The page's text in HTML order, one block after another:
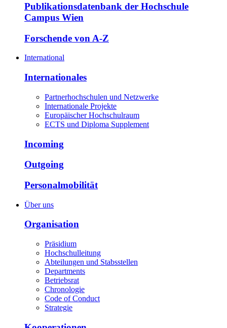
Publikationsdatenbank der Hochschule
Campus Wien
Forschende von A-Z
International
Internationales
Partnerhochschulen und Netzwerke
Internationale Projekte
Europäischer Hochschulraum
ECTS und Diploma Supplement
Incoming
Outgoing
Personalmobilität
Über uns
Organisation
Präsidium
Hochschulleitung
Abteilungen und Stabsstellen
Departments
Betriebsrat
Chronologie
Code of Conduct
Strategie